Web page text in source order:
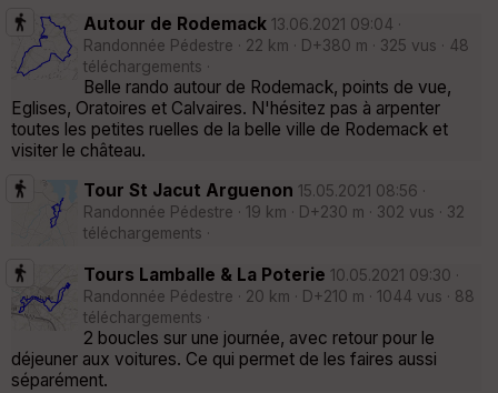
Autour de Rodemack 13.06.2021 09:04 ·
Randonnée Pédestre · 22 km · D+380 m · 325 vus · 48
téléchargements ·
Belle rando autour de Rodemack, points de vue,
Eglises, Oratoires et Calvaires. N'hésitez pas à arpenter
toutes les petites ruelles de la belle ville de Rodemack et
visiter le château.
Tour St Jacut Arguenon 15.05.2021 08:56 ·
Randonnée Pédestre · 19 km · D+230 m · 302 vus · 32
téléchargements ·
Tours Lamballe & La Poterie 10.05.2021 09:30 ·
Randonnée Pédestre · 20 km · D+210 m · 1044 vus · 88
téléchargements ·
2 boucles sur une journée, avec retour pour le
déjeuner aux voitures. Ce qui permet de les faires aussi
séparément.